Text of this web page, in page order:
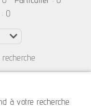
: 0
à votre recherche